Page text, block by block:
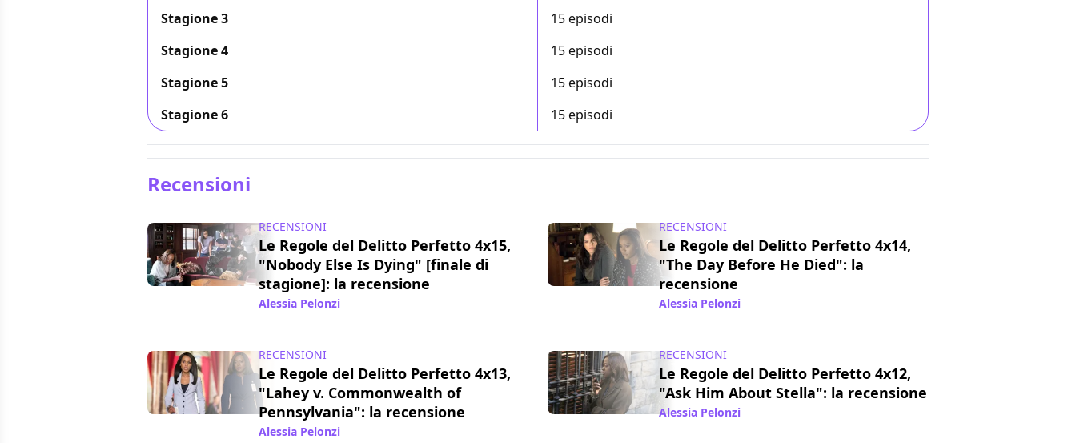
Stagione 3
15 episodi
Stagione 4
15 episodi
Stagione 5
15 episodi
Stagione 6
15 episodi
Recensioni
RECENSIONI
Le Regole del Delitto Perfetto 4x15,
"Nobody Else Is Dying" [finale di
stagione]: la recensione
Alessia Pelonzi
RECENSIONI
Le Regole del Delitto Perfetto 4x14,
"The Day Before He Died": la
recensione
Alessia Pelonzi
RECENSIONI
Le Regole del Delitto Perfetto 4x13,
"Lahey v. Commonwealth of
Pennsylvania": la recensione
Alessia Pelonzi
RECENSIONI
Le Regole del Delitto Perfetto 4x12,
"Ask Him About Stella": la recensione
Alessia Pelonzi